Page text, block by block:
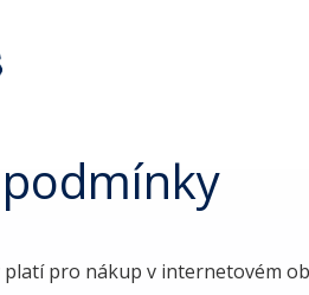
pro nákup v internetovém